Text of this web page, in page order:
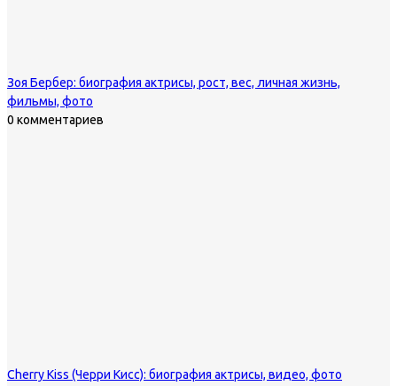
Зоя Бербер: биография актрисы, рост, вес, личная жизнь,
фильмы, фото
0 комментариев
Cherry Kiss (Черри Кисс): биография актрисы, видео, фото